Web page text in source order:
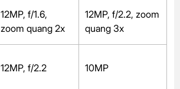
12MP, f/1.6,
zoom quang 2x
12MP, f/2.2, zoom
quang 3x
12MP, f/2.2 10MP